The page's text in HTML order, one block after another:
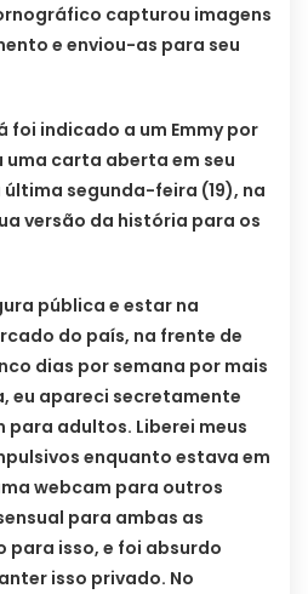
capturou imagens
e enviou-as para seu
foi indicado a um Emmy por
carta aberta em seu
segunda-feira (19), na
versão da história para os
pública e estar na
do país, na frente de
dias por semana por mais
eu apareci secretamente
para adultos. Liberei meus
enquanto estava em
webcam para outros
para ambas as
para isso, e foi absurdo
isso privado. No